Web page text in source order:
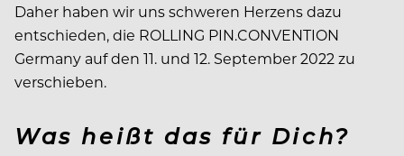
Daher haben wir uns schweren Herzens dazu
entschieden, die ROLLING PIN.CONVENTION
Germany auf den 11. und 12. September 2022 zu
verschieben.
Was heißt das für Dich?